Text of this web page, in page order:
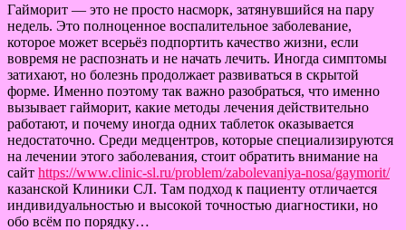
Гайморит — это не просто насморк, затянувшийся на пару
недель. Это полноценное воспалительное заболевание,
которое может всерьёз подпортить качество жизни, если
вовремя не распознать и не начать лечить. Иногда симптомы
затихают, но болезнь продолжает развиваться в скрытой
форме. Именно поэтому так важно разобраться, что именно
вызывает гайморит, какие методы лечения действительно
работают, и почему иногда одних таблеток оказывается
недостаточно. Среди медцентров, которые специализируются
на лечении этого заболевания, стоит обратить внимание на
сайт https://www.clinic-sl.ru/problem/zabolevaniya-nosa/gaymorit/
казанской Клиники СЛ. Там подход к пациенту отличается
индивидуальностью и высокой точностью диагностики, но
обо всём по порядку…